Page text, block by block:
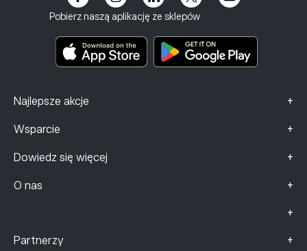
Pobierz naszą aplikację ze sklepów
Najlepsze akcje +
Wsparcie +
Dowiedz się więcej +
O nas +
+
Dokumenty zawierające kluczowe informacje
Dane dotyczące skarg (klienci FCA)
Partnerzy +
Ubezpieczenie inwestycyjne